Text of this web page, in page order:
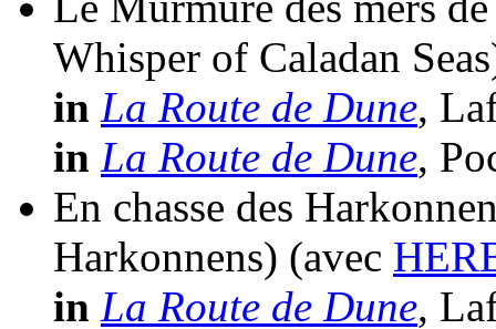
Whisper of Caladan
in La Route de Dune,
in La Route de Dune,
En chasse des
Harkonnens) (avec
in La Route de Dune,